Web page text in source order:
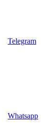
Telegram
Whatsapp